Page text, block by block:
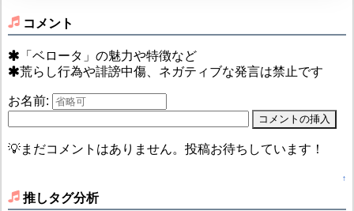
コメント
「ベロータ」の魅力や特徴など
荒らし行為や誹謗中傷、ネガティブな発言は禁止です
お名前:
💡まだコメントはありません。投稿お待ちしています！
↑
推しタグ分析